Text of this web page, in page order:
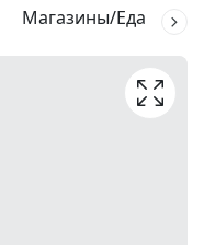
Магазины/Еда